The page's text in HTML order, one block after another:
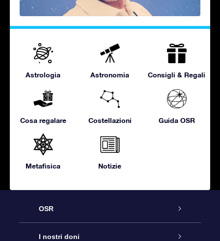
Astrologia Astronomia Consigli & Regali
Cosa regalare Costellazioni Guida OSR
Metafisica Notizie
OSR
Assistenza
I nostri doni